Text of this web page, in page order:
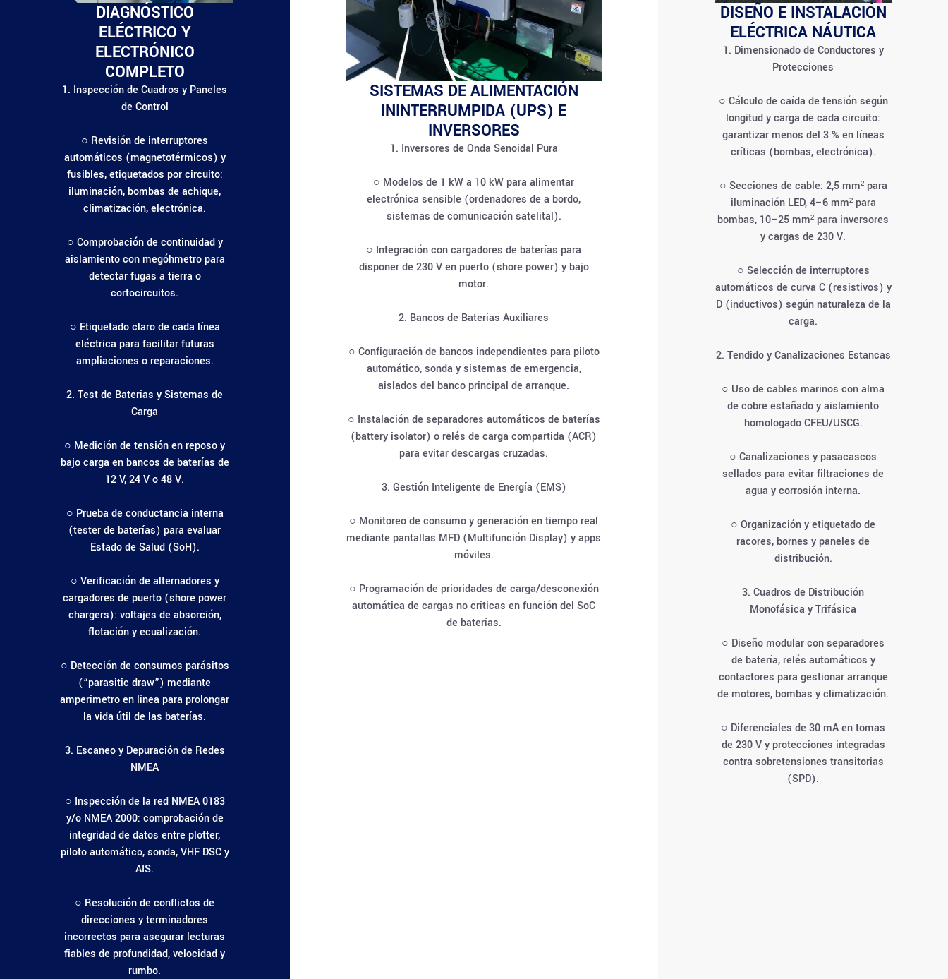
DIAGNÓSTICO
ELÉCTRICO Y
ELECTRÓNICO
COMPLETO
1. Inspección de Cuadros y Paneles
de Control
○ Revisión de interruptores
automáticos (magnetotérmicos) y
fusibles, etiquetados por circuito:
iluminación, bombas de achique,
climatización, electrónica.
○ Comprobación de continuidad y
aislamiento con megóhmetro para
detectar fugas a tierra o
cortocircuitos.
○ Etiquetado claro de cada línea
eléctrica para facilitar futuras
ampliaciones o reparaciones.
2. Test de Baterías y Sistemas de
Carga
○ Medición de tensión en reposo y
bajo carga en bancos de baterías de
12 V, 24 V o 48 V.
○ Prueba de conductancia interna
(tester de baterías) para evaluar
Estado de Salud (SoH).
○ Verificación de alternadores y
cargadores de puerto (shore power
chargers): voltajes de absorción,
flotación y ecualización.
○ Detección de consumos parásitos
(“parasitic draw”) mediante
amperímetro en línea para prolongar
la vida útil de las baterías.
3. Escaneo y Depuración de Redes
NMEA
○ Inspección de la red NMEA 0183
y/o NMEA 2000: comprobación de
integridad de datos entre plotter,
piloto automático, sonda, VHF DSC y
AIS.
○ Resolución de conflictos de
direcciones y terminadores
incorrectos para asegurar lecturas
fiables de profundidad, velocidad y
rumbo.
SISTEMAS DE ALIMENTACIÓN
ININTERRUMPIDA (UPS) E
INVERSORES
1. Inversores de Onda Senoidal Pura
○ Modelos de 1 kW a 10 kW para alimentar
electrónica sensible (ordenadores de a bordo,
sistemas de comunicación satelital).
○ Integración con cargadores de baterías para
disponer de 230 V en puerto (shore power) y bajo
motor.
2. Bancos de Baterías Auxiliares
○ Configuración de bancos independientes para piloto
automático, sonda y sistemas de emergencia,
aislados del banco principal de arranque.
○ Instalación de separadores automáticos de baterías
(battery isolator) o relés de carga compartida (ACR)
para evitar descargas cruzadas.
3. Gestión Inteligente de Energía (EMS)
○ Monitoreo de consumo y generación en tiempo real
mediante pantallas MFD (Multifunción Display) y apps
móviles.
○ Programación de prioridades de carga/desconexión
automática de cargas no críticas en función del SoC
de baterías.
DISEÑO E INSTALACIÓN
ELÉCTRICA NÁUTICA
1. Dimensionado de Conductores y
Protecciones
○ Cálculo de caída de tensión según
longitud y carga de cada circuito:
garantizar menos del 3 % en líneas
críticas (bombas, electrónica).
○ Secciones de cable: 2,5 mm² para
iluminación LED, 4–6 mm² para
bombas, 10–25 mm² para inversores
y cargas de 230 V.
○ Selección de interruptores
automáticos de curva C (resistivos) y
D (inductivos) según naturaleza de la
carga.
2. Tendido y Canalizaciones Estancas
○ Uso de cables marinos con alma
de cobre estañado y aislamiento
homologado CFEU/USCG.
○ Canalizaciones y pasacascos
sellados para evitar filtraciones de
agua y corrosión interna.
○ Organización y etiquetado de
racores, bornes y paneles de
distribución.
3. Cuadros de Distribución
Monofásica y Trifásica
○ Diseño modular con separadores
de batería, relés automáticos y
contactores para gestionar arranque
de motores, bombas y climatización.
○ Diferenciales de 30 mA en tomas
de 230 V y protecciones integradas
contra sobretensiones transitorias
(SPD).